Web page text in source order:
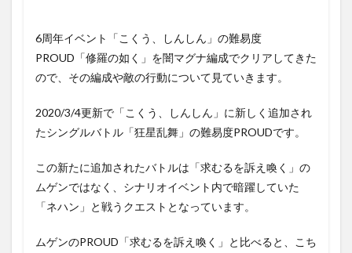
6周年イベント「こくう、しんしん」の難易度
PROUD「修羅の如く」を闇マグナ編成でクリアしてきた
ので、その編成や敵の行動について見ていきます。
2020/3/4更新で「こくう、しんしん」に新しく追加され
たシングルバトル「狂星乱舞」の難易度PROUDです。
この新たに追加されたバトルは「求むるを訴え喚く」の
ムゲンではなく、シナリオイベント内で暗躍していた
「ネハン」と戦うクエストとなっています。
ムゲンのPROUD「求むるを訴え喚く」と比べると、こち